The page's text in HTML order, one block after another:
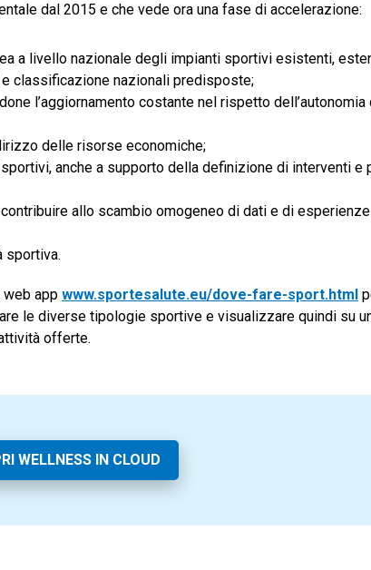
dal 2015 e che vede ora una fase di accelerazione:
a livello nazionale degli impianti sportivi esistenti,
classificazione nazionali predisposte;
l’aggiornamento costante nel rispetto
delle risorse economiche;
anche a supporto della definizione di interventi e
allo scambio omogeneo di dati e di
sportiva.
web app www.sportesalute.eu/dove-fare-sport.html
le diverse tipologie sportive e visualizzare quindi su
offerte.
WELLNESS IN CLOUD